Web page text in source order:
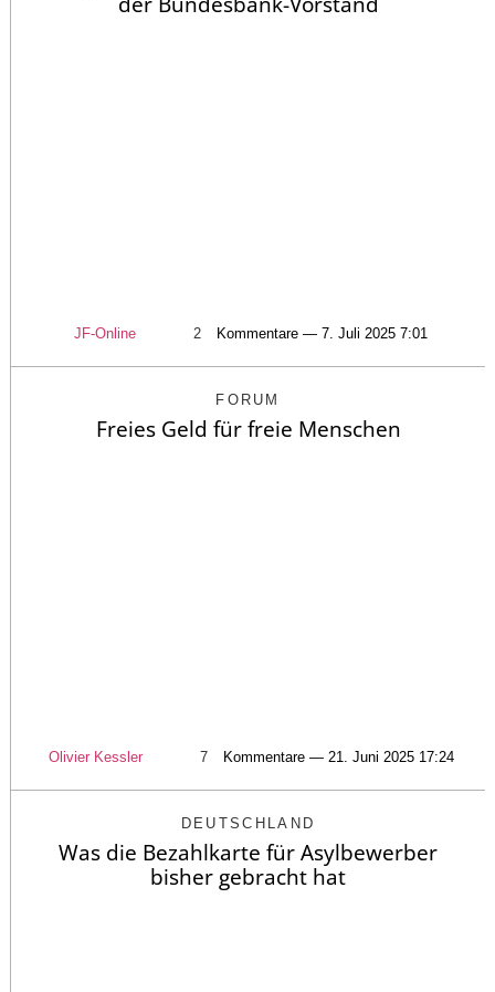
JF-Online 2 Kommentare — 7. Juli 2025 7:01
FORUM
Freies Geld für freie Menschen
Olivier Kessler 7 Kommentare — 21. Juni 2025 17:24
DEUTSCHLAND
Was die Bezahlkarte für Asylbewerber
bisher gebracht hat